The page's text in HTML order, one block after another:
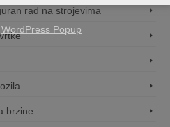
rad na strojevima
brzine
WordPress Popup